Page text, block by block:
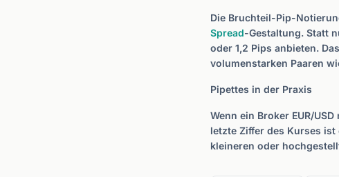
Die Bruchteil-Pip-
Spread-Gestaltung. Statt
oder 1,2 Pips anbieten.
volumenstarken Paaren
Pipettes in der Praxis
Wenn ein Broker EUR/
letzte Ziffer des Kurses
kleineren oder